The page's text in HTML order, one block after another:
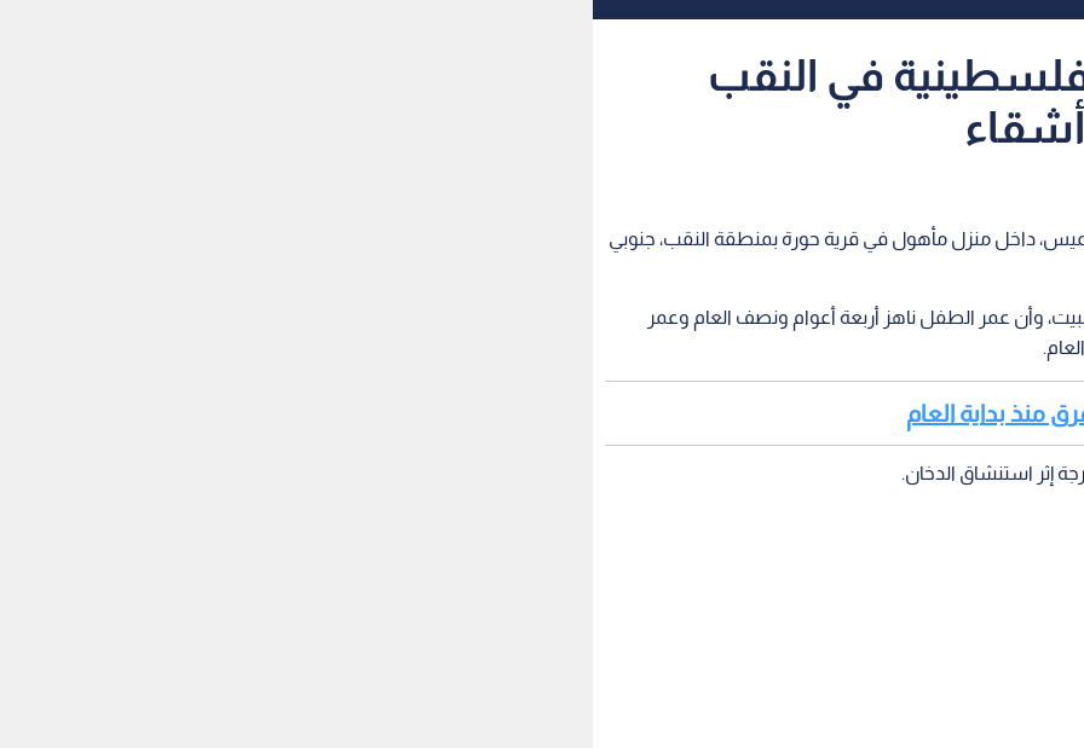
في النقب
أشقاء
داخل منزل مأهول في قرية حورة بمنطقة النقب، جنوبي
سبيت، وأن عمر الطفل ناهز أربعة أعوام ونصف العام وعمر
إثر استنشاق الدخان.